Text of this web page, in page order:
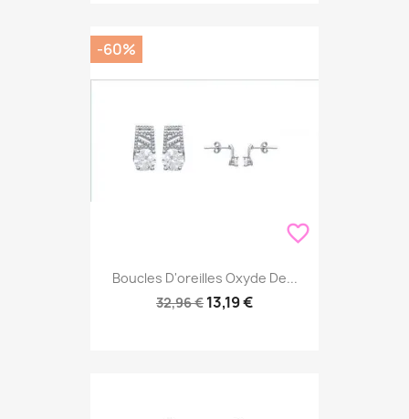
favorite_border
Boucles D'oreilles Oxyde De...
32,96 € 13,19 €
-60%